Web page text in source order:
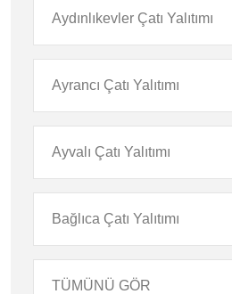
Aydınlıkevler Çatı Yalıtımı
Ayrancı Çatı Yalıtımı
Ayvalı Çatı Yalıtımı
Bağlıca Çatı Yalıtımı
TÜMÜNÜ GÖR